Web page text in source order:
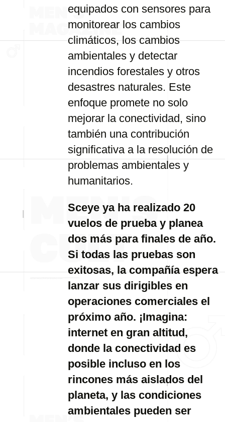
equipados con sensores para
monitorear los cambios
climáticos, los cambios
ambientales y detectar
incendios forestales y otros
desastres naturales. Este
enfoque promete no solo
mejorar la conectividad, sino
también una contribución
significativa a la resolución de
problemas ambientales y
humanitarios.
Sceye ya ha realizado 20
vuelos de prueba y planea
dos más para finales de año.
Si todas las pruebas son
exitosas, la compañía espera
lanzar sus dirigibles en
operaciones comerciales el
próximo año. ¡Imagina:
internet en gran altitud,
donde la conectividad es
posible incluso en los
rincones más aislados del
planeta, y las condiciones
ambientales pueden ser